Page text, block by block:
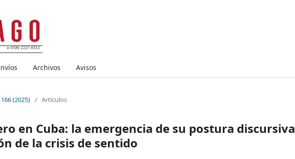
Archivos Avisos
(2025) / Artículos
en Cuba: la emergencia de su postura discursiva
de la crisis de sentido